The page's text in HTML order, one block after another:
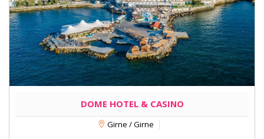
DOME HOTEL & CASINO
Girne / Girne